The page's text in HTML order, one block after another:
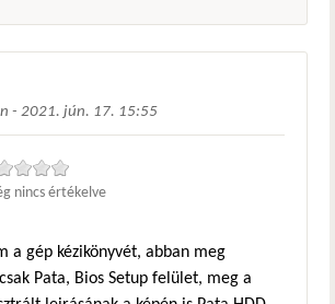
- 2021. jún. 17. 15:55
nincs értékelve
a gép kézikönyvét, abban meg
Pata, Bios Setup felület, meg a